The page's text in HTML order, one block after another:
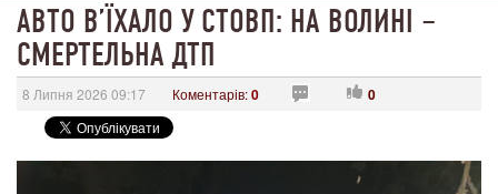
АВТО ВʼЇХАЛО У СТОВП: НА ВОЛИНІ –
СМЕРТЕЛЬНА ДТП
8 Липня 2026 09:17 Коментарів:0 0